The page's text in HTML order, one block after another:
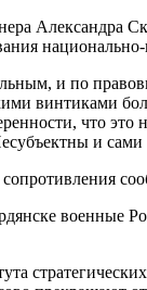
Александра
и по
винтиками
что
и сами
военные